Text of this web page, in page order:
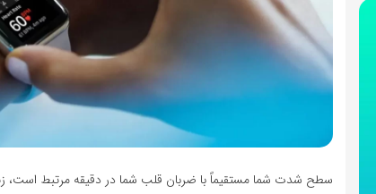
سطح شدت شما مستقیماً با ضربان قلب شما در دقیقه مرتبط است،